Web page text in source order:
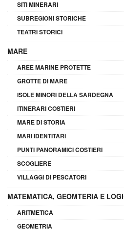
SITI MINERARI
SUBREGIONI STORICHE
TEATRI STORICI
MARE
AREE MARINE PROTETTE
GROTTE DI MARE
ISOLE MINORI DELLA SARDEGNA
ITINERARI COSTIERI
MARE DI STORIA
MARI IDENTITARI
PUNTI PANORAMICI COSTIERI
SCOGLIERE
VILLAGGI DI PESCATORI
MATEMATICA, GEOMTERIA E
ARITMETICA
GEOMETRIA